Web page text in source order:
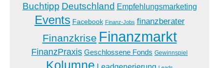
Buchtipp Deutschland Empfehlungsmarketing
Events Facebook Finanz-Jobs finanzberater
Finanzkrise Finanzmarkt
FinanzPraxis Geschlossene Fonds Gewinnspiel
Kolumne